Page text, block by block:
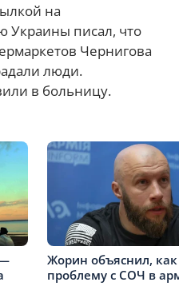
на
писал, что
Чернигова
люди.
в больницу.
Жорин объяснил,
проблему с СОЧ в